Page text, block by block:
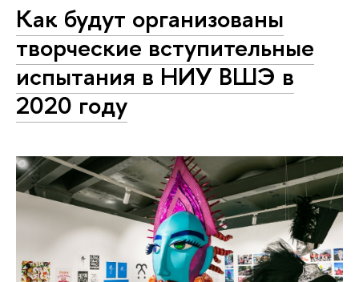
Как будут организованы
творческие вступительные
испытания в НИУ ВШЭ в
2020 году